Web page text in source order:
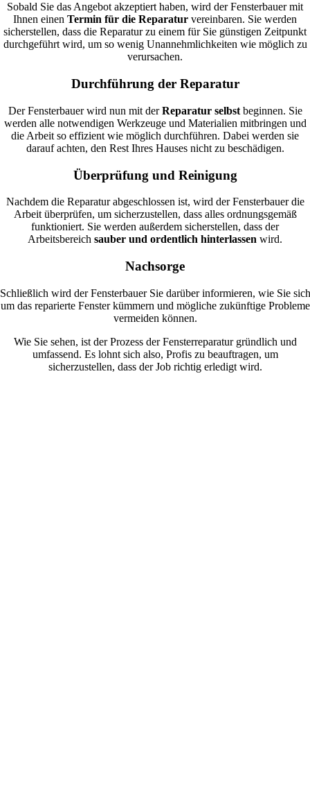
Sobald Sie das Angebot akzeptiert haben, wird der Fensterbauer mit
Ihnen einen Termin für die Reparatur vereinbaren. Sie werden
sicherstellen, dass die Reparatur zu einem für Sie günstigen Zeitpunkt
durchgeführt wird, um so wenig Unannehmlichkeiten wie möglich zu
verursachen.
Durchführung der Reparatur
Der Fensterbauer wird nun mit derReparatur selbstbeginnen. Sie
werden alle notwendigen Werkzeuge und Materialien mitbringen und
die Arbeit so effizient wie möglich durchführen. Dabei werden sie
darauf achten, den Rest Ihres Hauses nicht zu beschädigen.
Überprüfung und Reinigung
Nachdem die Reparatur abgeschlossen ist, wird der Fensterbauer die
Arbeit überprüfen, um sicherzustellen, dass alles ordnungsgemäß
funktioniert. Sie werden außerdem sicherstellen, dass der
Arbeitsbereich sauber und ordentlich hinterlassen wird.
Nachsorge
Schließlich wird der Fensterbauer Sie darüber informieren, wie Sie sich
um das reparierte Fenster kümmern und mögliche zukünftige Probleme
vermeiden können.
Wie Sie sehen, ist der Prozess der Fensterreparatur gründlich und
umfassend. Es lohnt sich also, Profis zu beauftragen, um
sicherzustellen, dass der Job richtig erledigt wird.